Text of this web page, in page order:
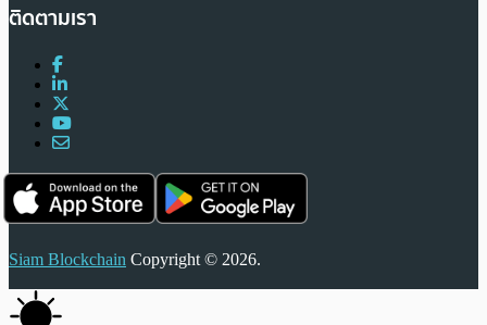
ติดตามเรา
Siam Blockchain Copyright © 2026.